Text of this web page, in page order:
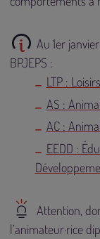
Au 1er
BPJEPS :
LTP :
AS :
AC :
EEDD :
Attention,
l’animateur·rice